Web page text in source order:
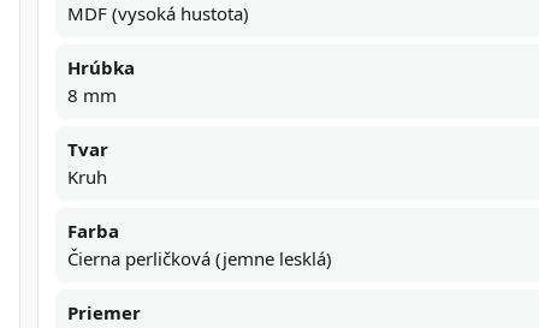
MDF (vysoká hustota)
Hrúbka
8 mm
Tvar
Kruh
Farba
Čierna perličková (jemne lesklá)
Priemer